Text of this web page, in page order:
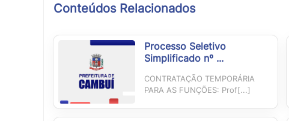
Conteúdos Relacionados
Processo Seletivo
Simplificado nº ...
CONTRATAÇÃO TEMPORÁRIA
PARA AS FUNÇÕES: Prof[...]